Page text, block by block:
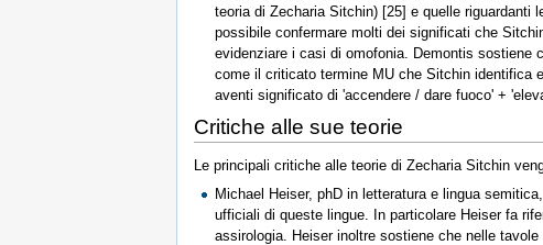
teoria di Zecharia Sitchin) [25] e quelle
possibile confermare molti dei significati che
evidenziare i casi di omofonia. Demontis sostiene
come il criticato termine MU che Sitchin identifica
aventi significato di 'accendere / dare fuoco' +
Critiche alle sue teorie
Le principali critiche alle teorie di Zecharia Sitchin
Michael Heiser, phD in letteratura e lingua
ufficiali di queste lingue. In particolare Heiser fa
assirologia. Heiser inoltre sostiene che nelle